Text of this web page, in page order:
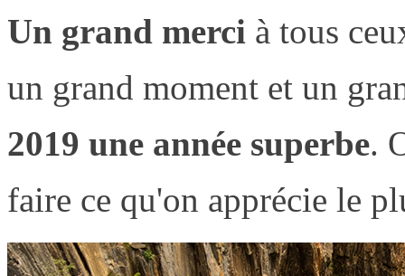
Un grand merci à tous
un grand moment et un
2019 une année superbe.
faire ce qu'on apprécie le